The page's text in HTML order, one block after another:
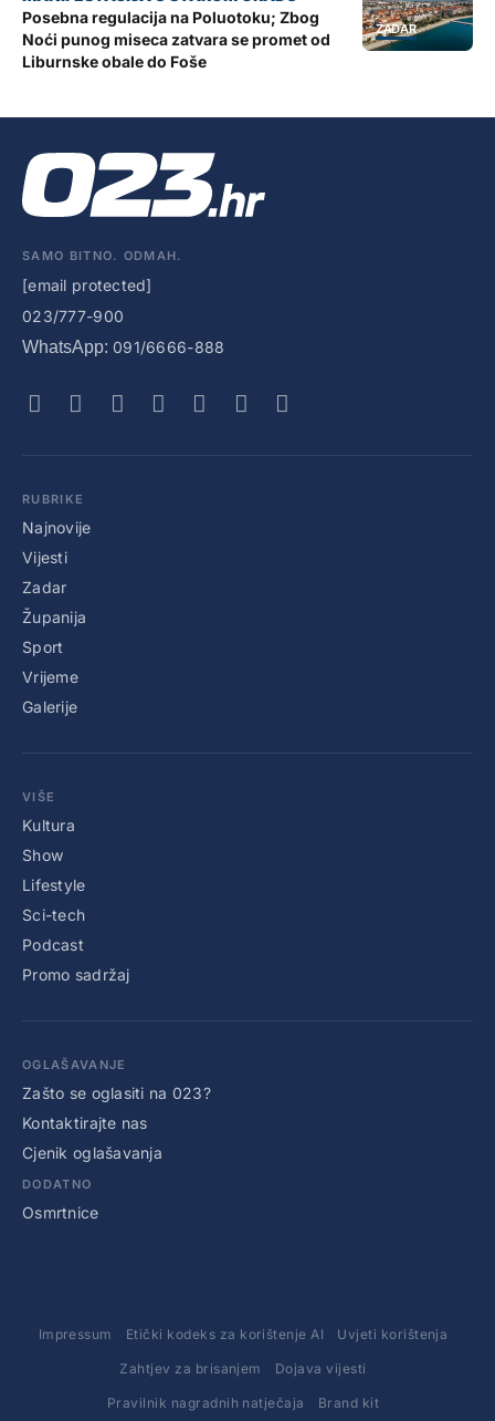
ZADAR
Posebna regulacija na Poluotoku; Zbog
Noći punog miseca zatvara se promet od
Liburnske obale do Foše
SAMO BITNO. ODMAH.
[email protected]
023/777-900
WhatsApp: 091/6666-888
RUBRIKE
Najnovije
Vijesti
Zadar
Županija
Sport
Vrijeme
Galerije
VIŠE
Kultura
Show
Lifestyle
Sci-tech
Podcast
Promo sadržaj
OGLAŠAVANJE
Zašto se oglasiti na 023?
Kontaktirajte nas
Cjenik oglašavanja
DODATNO
Osmrtnice
Impressum Etički kodeks za korištenje AI Uvjeti korištenja
Zahtjev za brisanjem Dojava vijesti
Pravilnik nagradnih natječaja Brand kit